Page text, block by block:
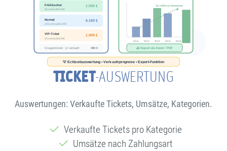
TICKET-AUSWERTUNG
Auswertungen: Verkaufte Tickets, Umsätze, Kategorien.
Verkaufte Tickets pro Kategorie
Umsätze nach Zahlungsart